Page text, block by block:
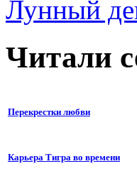
Лунный
Читали
Перекрестки любви
Карьера Тигра во времени